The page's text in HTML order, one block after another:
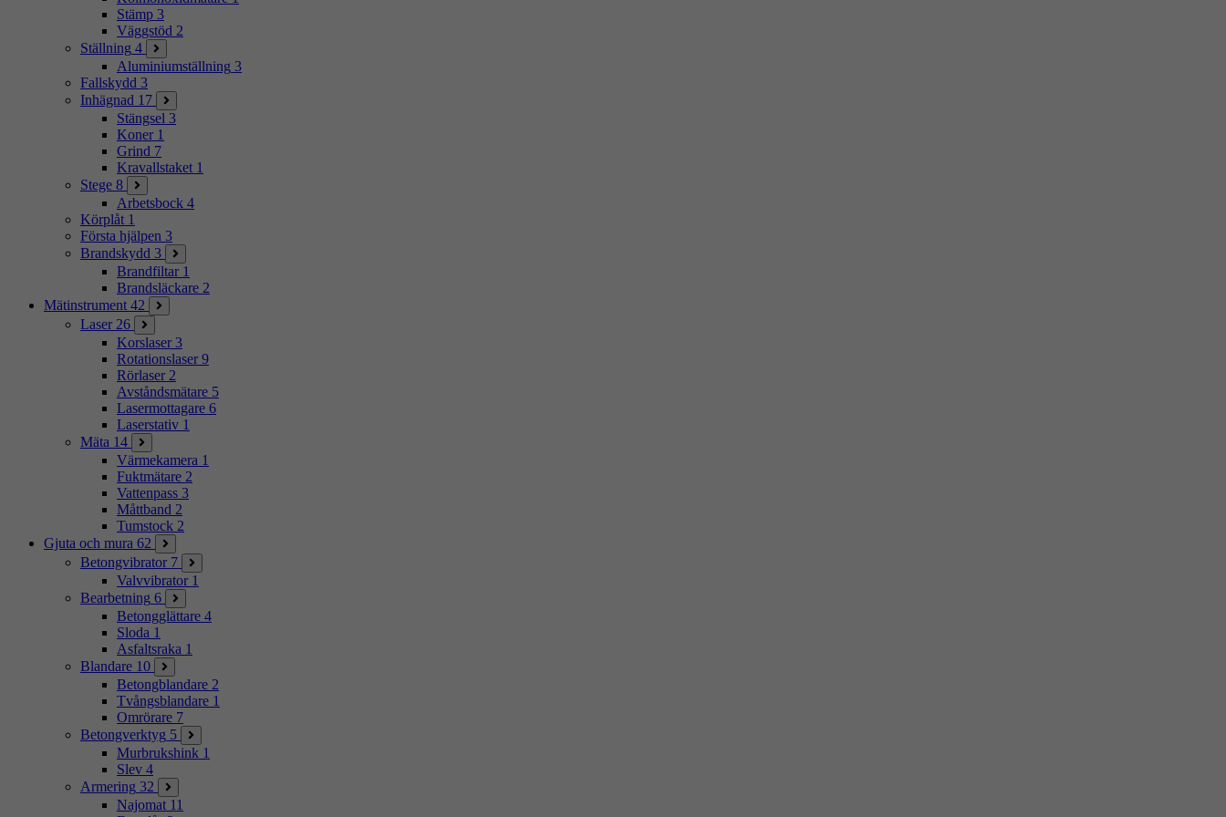
Stämp 3
Väggstöd 2
Ställning 4
Aluminiumställning 3
Fallskydd 3
Inhägnad 17
Stängsel 3
Koner 1
Grind 7
Kravallstaket 1
Stege 8
Arbetsbock 4
Körplåt 1
Första hjälpen 3
Brandskydd 3
Brandfiltar 1
Brandsläckare 2
Mätinstrument 42
Laser 26
Korslaser 3
Rotationslaser 9
Rörlaser 2
Avståndsmätare 5
Lasermottagare 6
Laserstativ 1
Mäta 14
Värmekamera 1
Fuktmätare 2
Vattenpass 3
Måttband 2
Tumstock 2
Gjuta och mura 62
Betongvibrator 7
Valvvibrator 1
Bearbetning 6
Betongglättare 4
Sloda 1
Asfaltsraka 1
Blandare 10
Betongblandare 2
Tvångsblandare 1
Omrörare 7
Betongverktyg 5
Murbrukshink 1
Slev 4
Armering 32
Najomat 11